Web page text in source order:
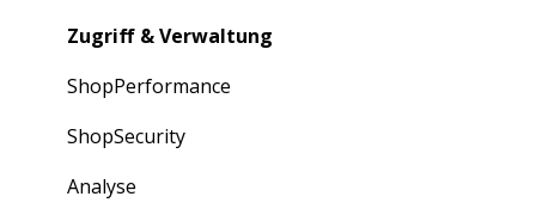
Partner-Portal
Zugriff & Verwaltung
ShopPerformance
ShopSecurity
Analyse